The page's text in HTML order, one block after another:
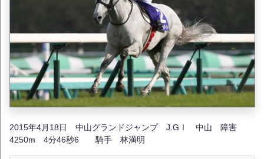
2015年4月18日 中山グランドジャンプ J.GⅠ 中山 障害
4250m 4分46秒6 騎手 林満明